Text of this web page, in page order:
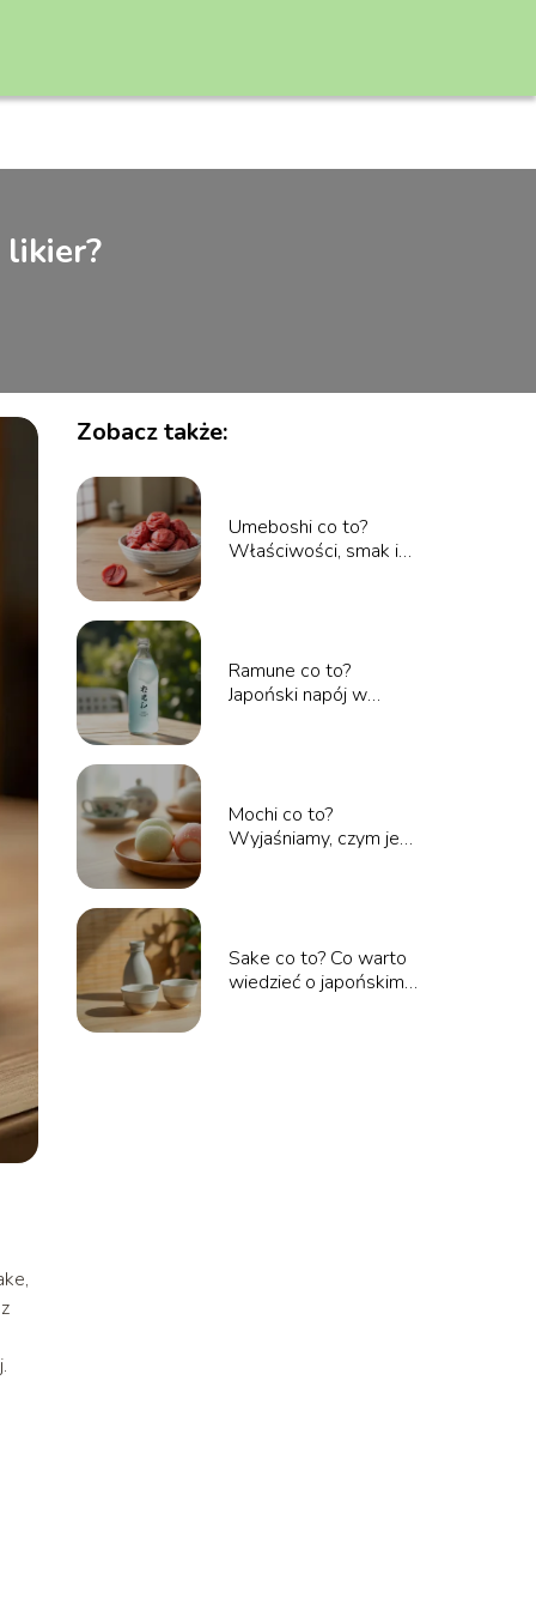
Zobacz także:
Umeboshi co to?
Właściwości, smak i
Ramune co to?
Japoński napój w
Mochi co to?
Wyjaśniamy, czym jest
Sake co to? Co warto
wiedzieć o japońskim